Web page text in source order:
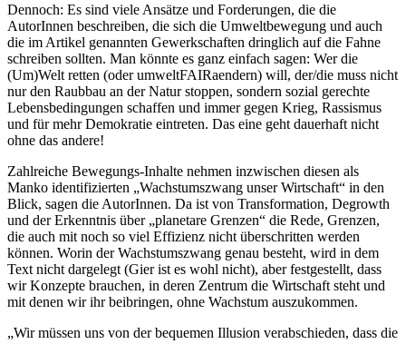
Dennoch: Es sind viele Ansätze und Forderungen, die die
AutorInnen beschreiben, die sich die Umweltbewegung und auch
die im Artikel genannten Gewerkschaften dringlich auf die Fahne
schreiben sollten. Man könnte es ganz einfach sagen: Wer die
(Um)Welt retten (oder umweltFAIRaendern) will, der/die muss nicht
nur den Raubbau an der Natur stoppen, sondern sozial gerechte
Lebensbedingungen schaffen und immer gegen Krieg, Rassismus
und für mehr Demokratie eintreten. Das eine geht dauerhaft nicht
ohne das andere!
Zahlreiche Bewegungs-Inhalte nehmen inzwischen diesen als
Manko identifizierten „Wachstumszwang unser Wirtschaft“ in den
Blick, sagen die AutorInnen. Da ist von Transformation, Degrowth
und der Erkenntnis über „planetare Grenzen“ die Rede, Grenzen,
die auch mit noch so viel Effizienz nicht überschritten werden
können. Worin der Wachstumszwang genau besteht, wird in dem
Text nicht dargelegt (Gier ist es wohl nicht), aber festgestellt, dass
wir Konzepte brauchen, in deren Zentrum die Wirtschaft steht und
mit denen wir ihr beibringen, ohne Wachstum auszukommen.
„Wir müssen uns von der bequemen Illusion verabschieden, dass die